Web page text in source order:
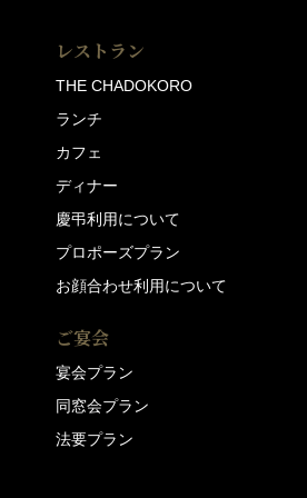
レストラン
THE CHADOKORO
ランチ
カフェ
ディナー
慶弔利用について
プロポーズプラン
お顔合わせ利用について
ご宴会
宴会プラン
同窓会プラン
法要プラン